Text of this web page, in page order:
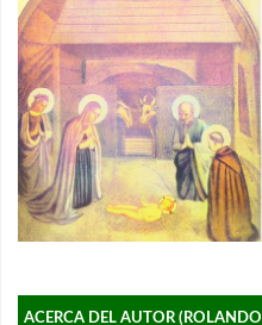
ACERCA DEL AUTOR (ROLANDO